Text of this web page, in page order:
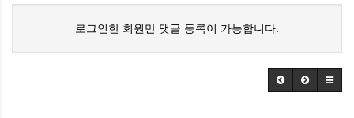
로그인한 회원만 댓글 등록이 가능합니다.